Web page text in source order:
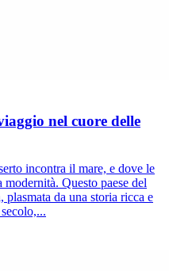
nel cuore delle
incontra il mare, e dove le
Questo paese del
da una storia ricca e